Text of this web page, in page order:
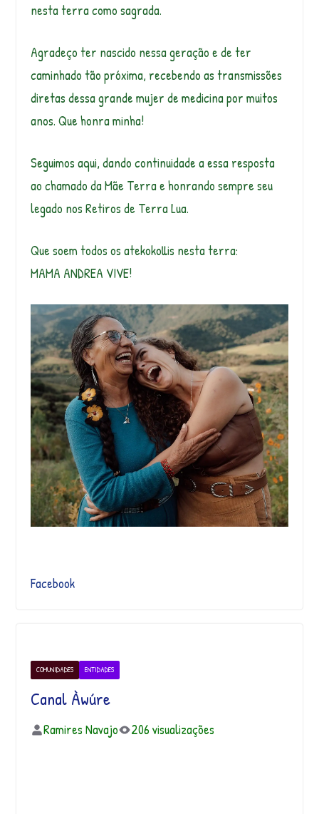
nesta terra como sagrada.
Agradeço ter nascido nessa geração e de ter
caminhado tão próxima, recebendo as transmissões
diretas dessa grande mujer de medicina por muitos
anos. Que honra minha!
Seguimos aqui, dando continuidade a essa resposta
ao chamado da Mãe Terra e honrando sempre seu
legado nos Retiros de Terra Lua.
Que soem todos os atekokollis nesta terra:
MAMA ANDREA VIVE!
Facebook
COMUNIDADES ENTIDADES
Canal Àwúre
Ramires Navajo 206 visualizações